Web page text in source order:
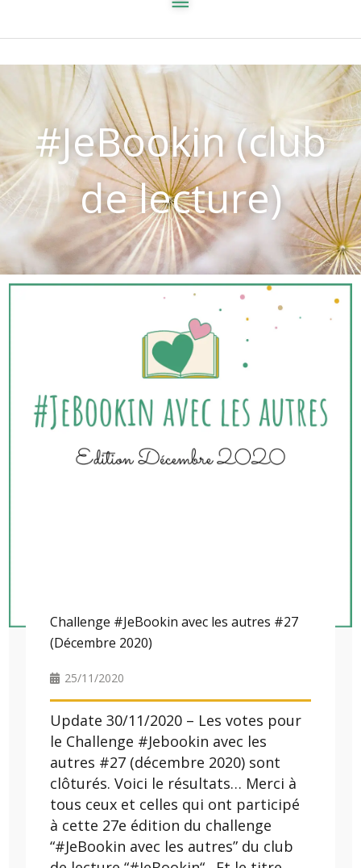
#JeBookin (club
de lecture)
Challenge #JeBookin avec les autres #27
(Décembre 2020)
25/11/2020
Update 30/11/2020 – Les votes pour
le Challenge #Jebookin avec les
autres #27 (décembre 2020) sont
clôturés. Voici le résultats… Merci à
tous ceux et celles qui ont participé
à cette 27e édition du challenge
“#JeBookin avec les autres” du club